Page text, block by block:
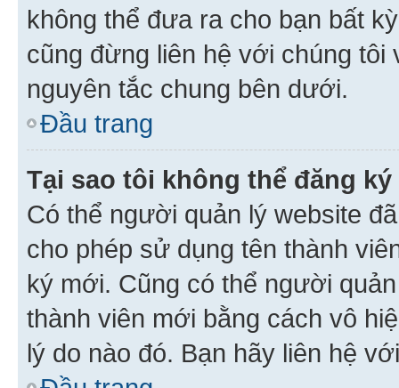
không thể đưa ra cho bạn bất
cũng đừng liên hệ với chúng
nguyên tắc chung bên dưới.
Đầu trang
Tại sao tôi không thể đăng
Có thể người quản lý website
cho phép sử dụng tên thành
ký mới. Cũng có thể người
thành viên mới bằng cách vô
lý do nào đó. Bạn hãy liên hệ